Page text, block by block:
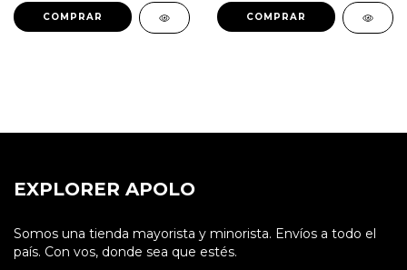
EXPLORER APOLO
Somos una tienda mayorista y minorista. Envíos a todo el
país. Con vos, donde sea que estés.